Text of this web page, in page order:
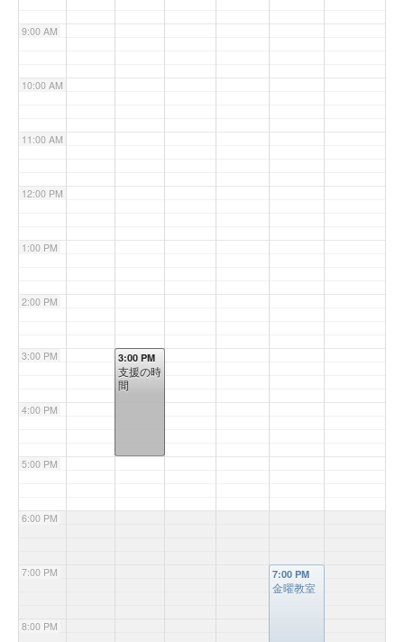
9:00 AM
10:00 AM
11:00 AM
12:00 PM
1:00 PM
2:00 PM
3:00 PM
4:00 PM
5:00 PM
6:00 PM
7:00 PM
8:00 PM
3:00 PM
支援の時
間
7:00 PM
金曜教室